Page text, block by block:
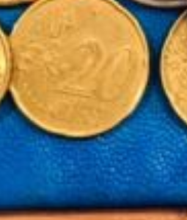
agents publics les
une réévaluation des
décidé d'attribuer des